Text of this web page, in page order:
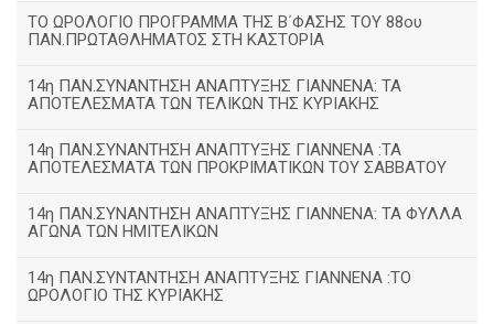
ΤΟ ΩΡΟΛΟΓΙΟ ΠΡΟΓΡΑΜΜΑ ΤΗΣ Β΄ΦΑΣΗΣ ΤΟΥ 88ου
ΠΑΝ.ΠΡΩΤΑΘΛΗΜΑΤΟΣ ΣΤΗ ΚΑΣΤΟΡΙΑ
14η ΠΑΝ.ΣΥΝΑΝΤΗΣΗ ΑΝΑΠΤΥΞΗΣ ΓΙΑΝΝΕΝΑ: ΤΑ
ΑΠΟΤΕΛΕΣΜΑΤΑ ΤΩΝ ΤΕΛΙΚΩΝ ΤΗΣ ΚΥΡΙΑΚΗΣ
14η ΠΑΝ.ΣΥΝΑΝΤΗΣΗ ΑΝΑΠΤΥΞΗΣ ΓΙΑΝΝΕΝΑ :ΤΑ
ΑΠΟΤΕΛΕΣΜΑΤΑ ΤΩΝ ΠΡΟΚΡΙΜΑΤΙΚΩΝ ΤΟΥ ΣΑΒΒΑΤΟΥ
14η ΠΑΝ.ΣΥΝΑΝΤΗΣΗ ΑΝΑΠΤΥΞΗΣ ΓΙΑΝΝΕΝΑ: ΤΑ ΦΥΛΛΑ
ΑΓΩΝΑ ΤΩΝ ΗΜΙΤΕΛΙΚΩΝ
14η ΠΑΝ.ΣΥΝΤΑΝΤΗΣΗ ΑΝΑΠΤΥΞΗΣ ΓΙΑΝΝΕΝΑ :ΤΟ
ΩΡΟΛΟΓΙΟ ΤΗΣ ΚΥΡΙΑΚΗΣ